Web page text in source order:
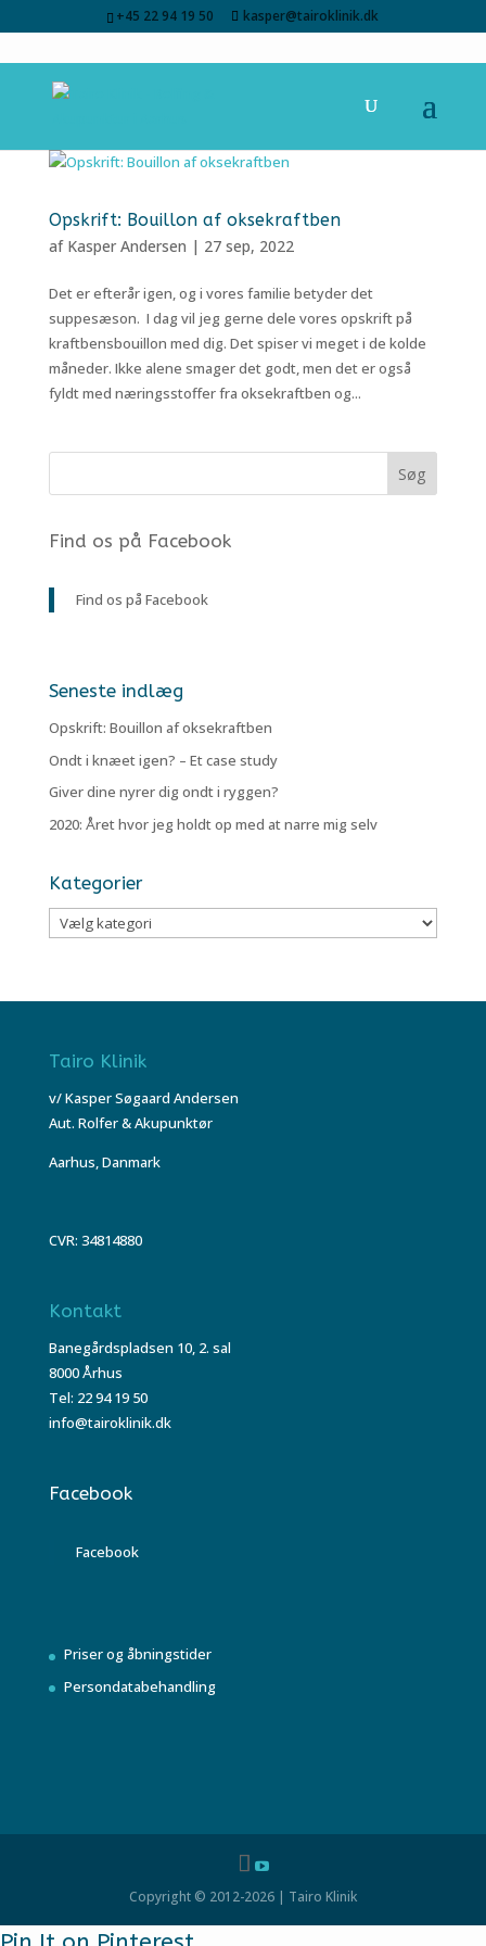
+45 22 94 19 50 kasper@tairoklinik.dk
Opskrift: Bouillon af oksekraftben
af Kasper Andersen | 27 sep, 2022
Det er efterår igen, og i vores familie betyder det
suppesæson. I dag vil jeg gerne dele vores opskrift på
kraftbensbouillon med dig. Det spiser vi meget i de kolde
måneder. Ikke alene smager det godt, men det er også
fyldt med næringsstoffer fra oksekraftben og...
Find os på Facebook
Find os på Facebook
Seneste indlæg
Opskrift: Bouillon af oksekraftben
Ondt i knæet igen? – Et case study
Giver dine nyrer dig ondt i ryggen?
2020: Året hvor jeg holdt op med at narre mig selv
Kategorier
Kategorier
Tairo Klinik
v/ Kasper Søgaard Andersen
Aut. Rolfer & Akupunktør
Aarhus, Danmark
CVR: 34814880
Kontakt
Banegårdspladsen 10, 2. sal
8000 Århus
Tel: 22 94 19 50
info@tairoklinik.dk
Facebook
Facebook
Priser og åbningstider
Persondatabehandling
Copyright © 2012-2026 | Tairo Klinik